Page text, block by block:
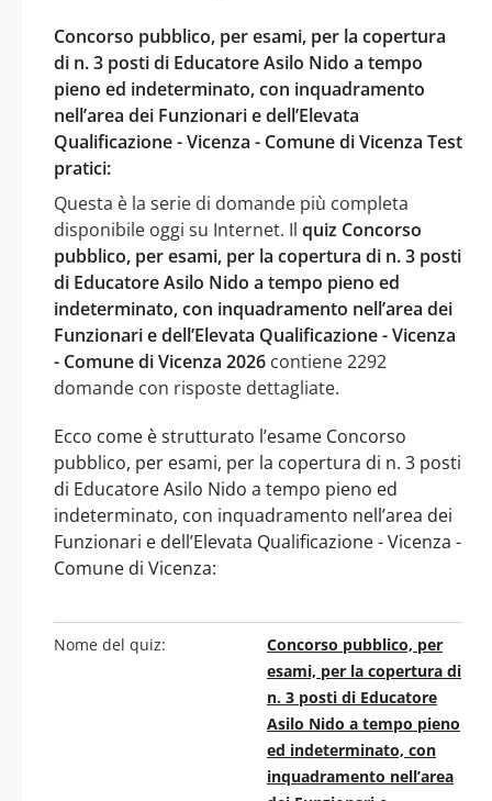
Concorso pubblico, per esami, per la copertura
di n. 3 posti di Educatore Asilo Nido a tempo
pieno ed indeterminato, con inquadramento
nell’area dei Funzionari e dell’Elevata
Qualificazione - Vicenza - Comune di Vicenza Test
pratici:
Questa è la serie di domande più completa
disponibile oggi su Internet. Il quiz Concorso
pubblico, per esami, per la copertura di n. 3 posti
di Educatore Asilo Nido a tempo pieno ed
indeterminato, con inquadramento nell’area dei
Funzionari e dell’Elevata Qualificazione - Vicenza
- Comune di Vicenza 2026 contiene 2292
domande con risposte dettagliate.
Ecco come è strutturato l’esame Concorso
pubblico, per esami, per la copertura di n. 3 posti
di Educatore Asilo Nido a tempo pieno ed
indeterminato, con inquadramento nell’area dei
Funzionari e dell’Elevata Qualificazione - Vicenza -
Comune di Vicenza:
Nome del quiz:
Concorso pubblico, per
esami, per la copertura di
n. 3 posti di Educatore
Asilo Nido a tempo pieno
ed indeterminato, con
inquadramento nell’area